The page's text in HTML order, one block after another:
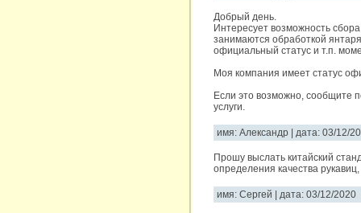
Добрый день.
Интересует возможность
занимаются обработкой
официальный статус и т.п.
Моя компания имеет статус
Если это возможно, сообщите
услуги.
имя: Александр | дата: 03/12/
Прошу выслать китайский
определения качества
имя: Сергей | дата: 03/12/2020